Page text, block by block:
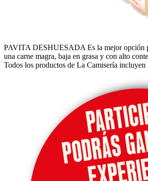
PAVITA DESHUESADA Es la mejor opción
una carne magra, baja en grasa y con alto
Todos los productos de La Camisería incluyen